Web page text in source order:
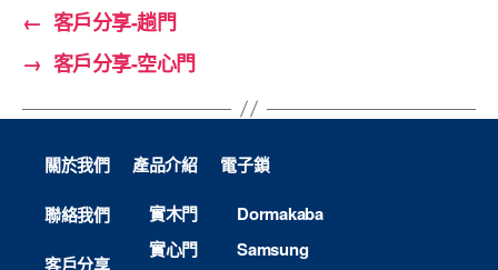
← 客戶分享-趟門
→ 客戶分享-空心門
關於我們
聯絡我們
客戶分享
產品介紹
實木門
實心門
電子鎖
Dormakaba
Samsung